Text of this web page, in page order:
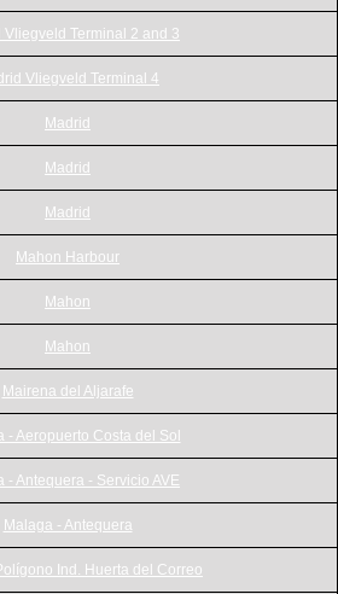
Vliegveld Terminal 2 and 3
Vliegveld Terminal 4
Madrid
Madrid
Madrid
Mahon Harbour
Mahon
Mahon
Mairena del Aljarafe
- Aeropuerto Costa del Sol
- Antequera - Servicio AVE
Malaga - Antequera
Ind. Huerta del Correo